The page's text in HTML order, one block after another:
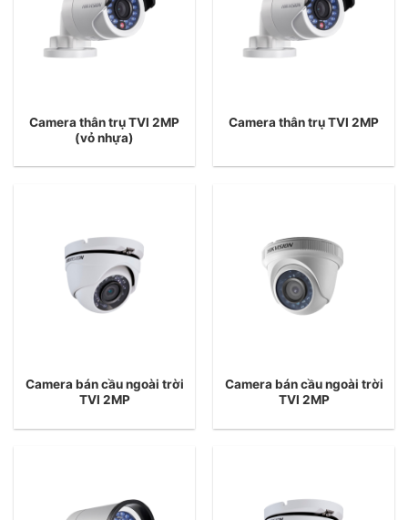
Camera thân trụ TVI 2MP
(vỏ nhựa)
Camera thân trụ TVI 2MP
Camera bán cầu ngoài trời
TVI 2MP
Camera bán cầu ngoài trời
TVI 2MP